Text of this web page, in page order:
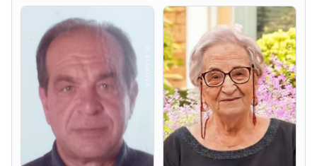
Renzo Murrai
5 agosto 2026
Giovanna Ponsanu Ved.
Decandia
5 agosto 2026